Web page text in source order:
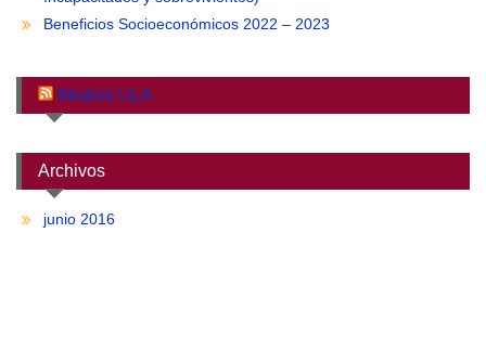
Beneficios Socioeconómicos 2022 – 2023
Medios ULA
Archivos
junio 2016